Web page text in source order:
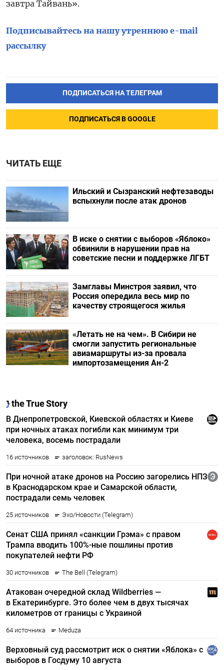
завтра Тайвань».
Подписывайтесь на нашу утреннюю e-mail
рассылку
ПОДПИСАТЬСЯ НА ТЕЛЕГРАМ
ПОДПИСАТЬСЯ В GOOGLE
ЧИТАТЬ ЕЩЕ
Ильский и Сызранский нефтезаводы
вспыхнули после атак дронов
В иске о снятии с выборов «Яблоко»
обвинили в нарушении прав на
советские песни и поддержке ЛГБТ
Замглавы Минстроя заявил, что
Россия опередила весь мир по
качеству строящегося жилья
«Летать не на чем». В Сибири не
смогли запустить региональные
авиамаршруты из-за провала
импортозамещения Ан-2